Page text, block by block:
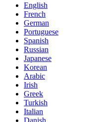
English
French
German
Portuguese
Spanish
Russian
Japanese
Korean
Arabic
Irish
Greek
Turkish
Italian
Danish